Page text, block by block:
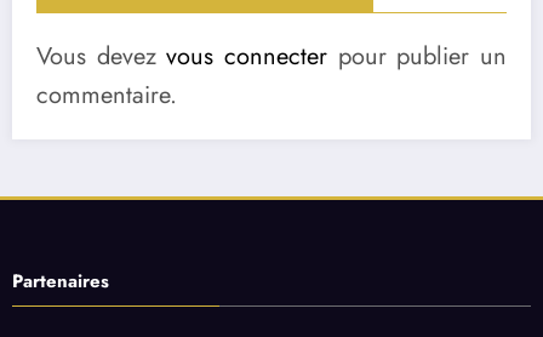
Vous devezvous connecter pour publier un
commentaire.
Partenaires